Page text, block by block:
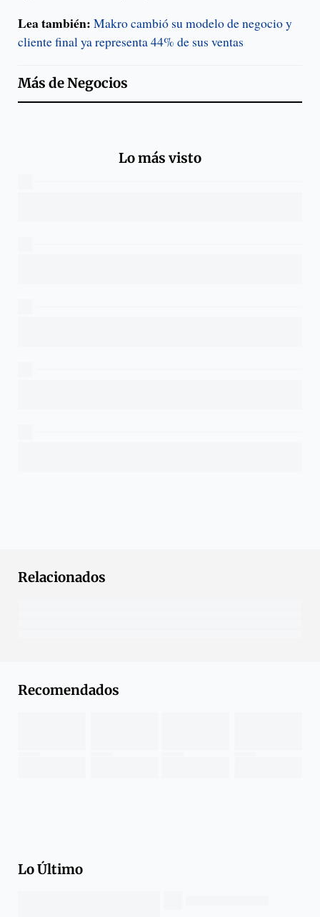
Lea también: Makro cambió su modelo de negocio y
cliente final ya representa 44% de sus ventas
Más deNegocios
Lo más visto
Relacionados
Recomendados
Lo Último